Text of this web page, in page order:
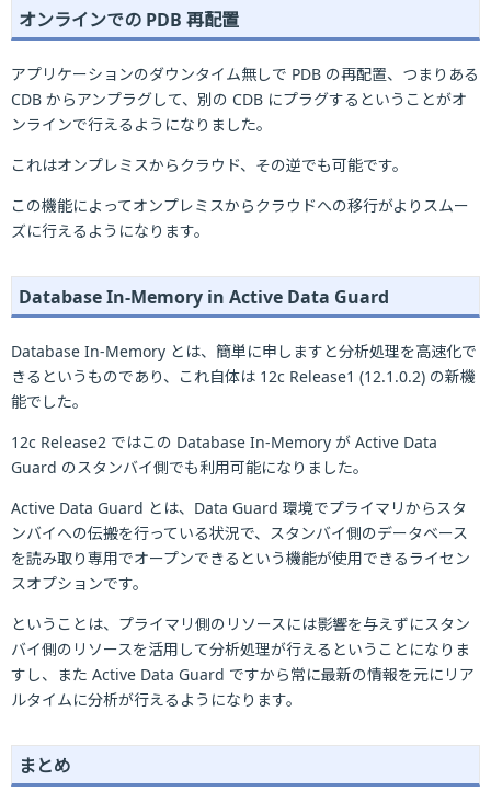
オンラインでの PDB 再配置
アプリケーションのダウンタイム無しで PDB の再配置、つまりある
CDB からアンプラグして、別の CDB にプラグするということがオ
ンラインで行えるようになりました。
これはオンプレミスからクラウド、その逆でも可能です。
この機能によってオンプレミスからクラウドへの移行がよりスムー
ズに行えるようになります。
Database In-Memory in Active Data Guard
Database In-Memory とは、簡単に申しますと分析処理を高速化で
きるというものであり、これ自体は 12c Release1 (12.1.0.2) の新機
能でした。
12c Release2 ではこの Database In-Memory が Active Data
Guard のスタンバイ側でも利用可能になりました。
Active Data Guard とは、Data Guard 環境でプライマリからスタ
ンバイへの伝搬を行っている状況で、スタンバイ側のデータベース
を読み取り専用でオープンできるという機能が使用できるライセン
スオプションです。
ということは、プライマリ側のリソースには影響を与えずにスタン
バイ側のリソースを活用して分析処理が行えるということになりま
すし、また Active Data Guard ですから常に最新の情報を元にリア
ルタイムに分析が行えるようになります。
まとめ